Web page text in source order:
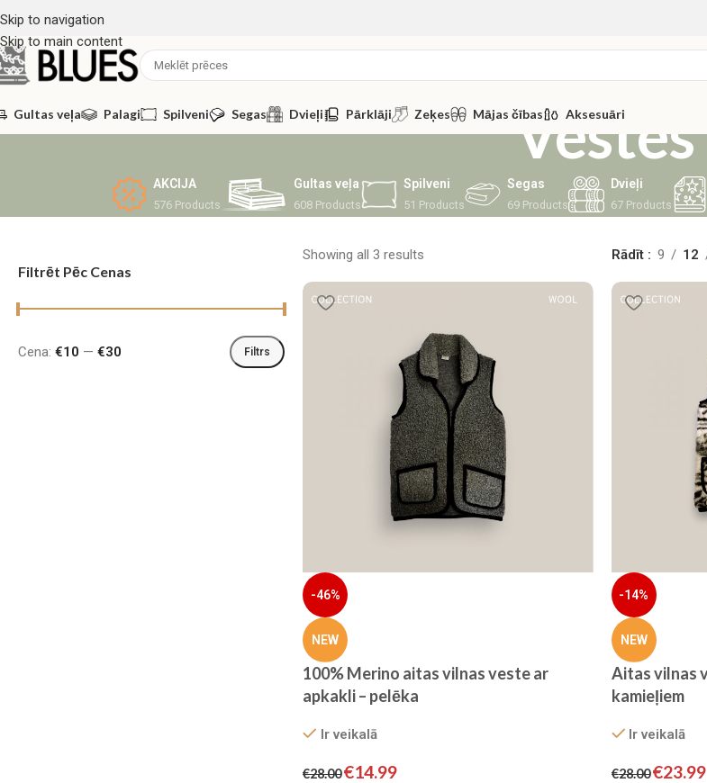
Skip to navigation
Skip to main content
Gultas veļa Palagi Spilveni Segas Dvieļi Pārklāji Zeķes Mājas čības Aksesuāri
Vestes
AKCIJA
576 Products
Gultas veļa
608 Products
Spilveni
51 Products
Segas
69 Products
Dvieļi
67 Products
Filtrēt Pēc Cenas
Filtrs
Cena: €10 — €30
Showing all 3 results Rādīt 9 12
-46%
NEW
100% Merino aitas vilnas veste ar
apkakli – pelēka
Ir veikalā
€28.00€14.99
-14%
NEW
Aitas vilnas
kamieļiem
Ir veikalā
€28.00€23.99